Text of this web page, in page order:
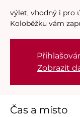
výlet, vhodný i pro
Koloběžku vám
Zobrazit
Čas a místo